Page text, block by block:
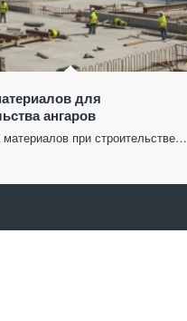
для
ангаров
при строительстве…